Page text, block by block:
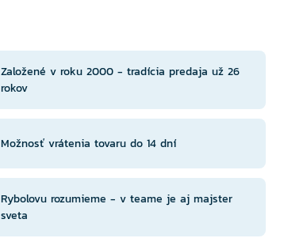
Založené v roku 2000 - tradícia predaja už 26
rokov
Možnosť vrátenia tovaru do 14 dní
Rybolovu rozumieme - v teame je aj majster
sveta